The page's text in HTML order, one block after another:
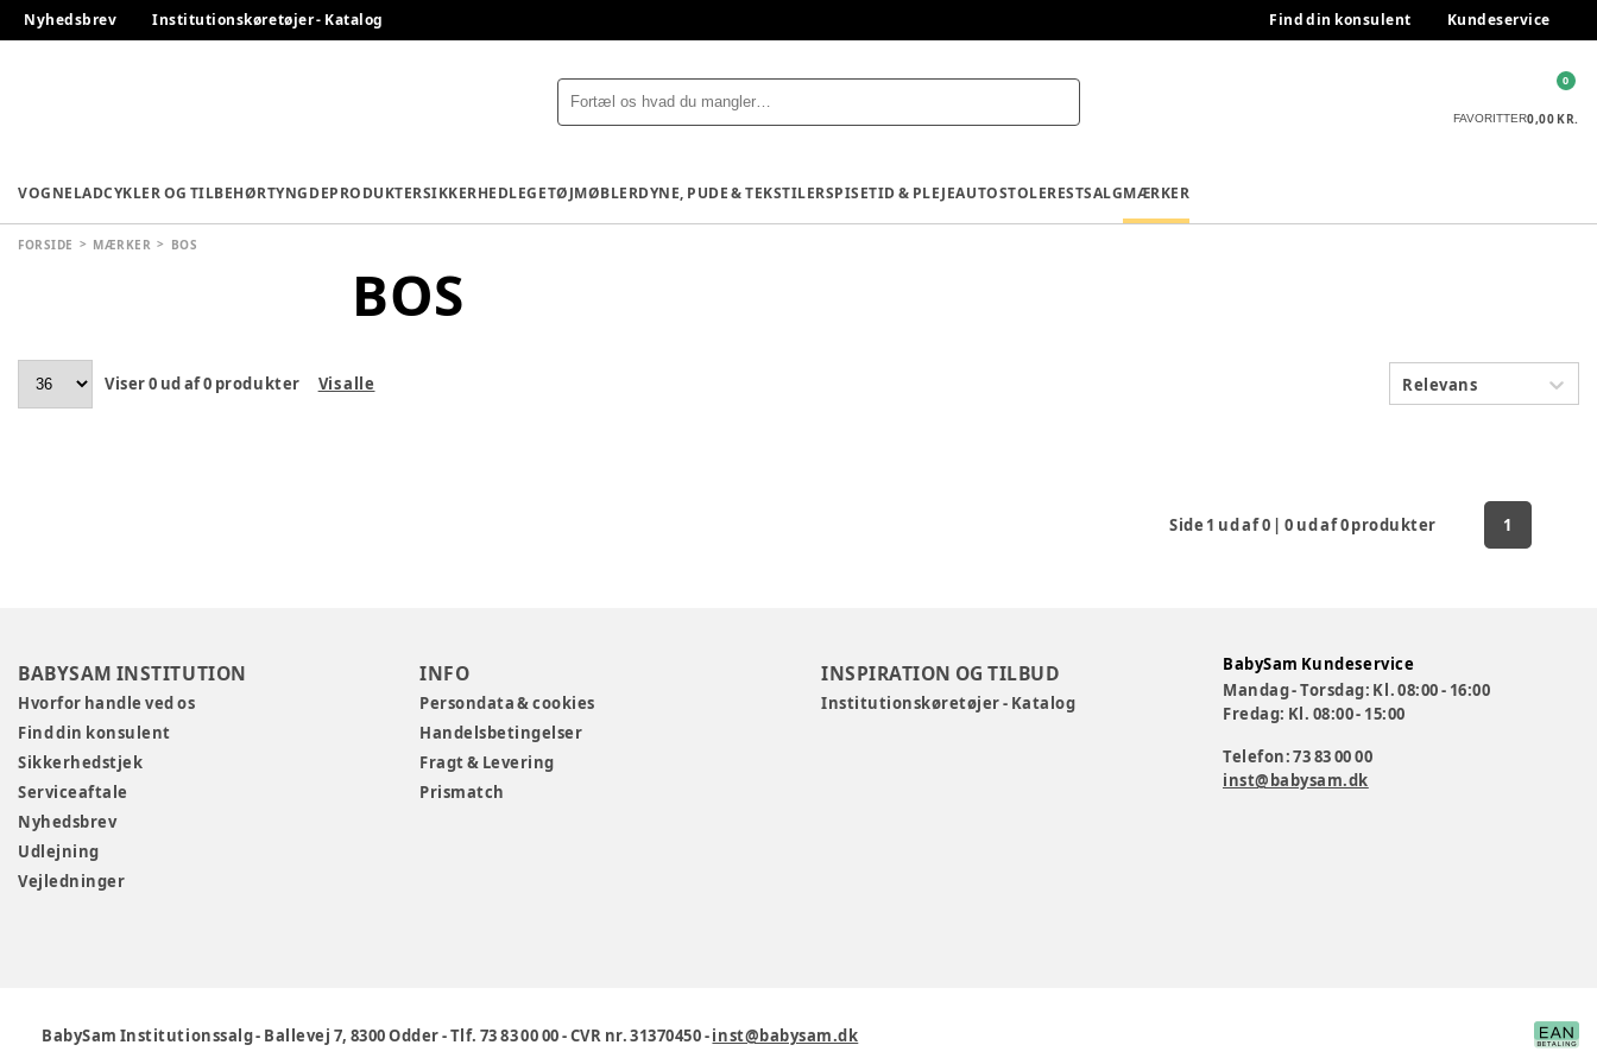
Nyhedsbrev Institutionskøretøjer - Katalog Find din konsulent Kundeservice
FAVORITTER0,00 KR.
0
VOGNELADCYKLER OG TILBEHØRTYNGDEPRODUKTERSIKKERHEDLEGETØJMØBLERDYNE, PUDE & TEKSTILERSPISETID & PLEJEAUTOSTOLERESTSALGMÆRKER
FORSIDE MÆRKER BOS
BOS
Viser0 ud af0 produkter Vis alle Relevans
Side 1 ud af0 |0 ud af0produkter 1
BABYSAM INSTITUTION
Hvorfor handle ved os
Find din konsulent
Sikkerhedstjek
Serviceaftale
Nyhedsbrev
Udlejning
Vejledninger
INFO
Persondata & cookies
Handelsbetingelser
Fragt & Levering
Prismatch
INSPIRATION OG TILBUD
Institutionskøretøjer - Katalog
BabySam Kundeservice
Mandag - Torsdag: Kl. 08:00 - 16:00
Fredag: Kl. 08:00 - 15:00
Telefon: 73 83 00 00
inst@babysam.dk
BabySam Institutionssalg- Ballevej 7, 8300 Odder-Tlf. 73 83 00 00-CVR nr. 31370450-inst@babysam.dk